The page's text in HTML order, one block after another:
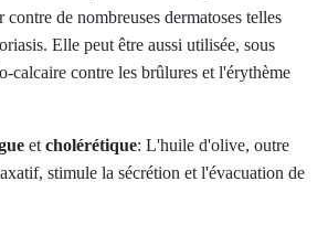
contre de nombreuses dermatoses telles
Elle peut être aussi utilisée, sous
calcaire contre les brûlures et l'érythème
et cholérétique: L'huile d'olive, outre
stimule la sécrétion et l'évacuation de